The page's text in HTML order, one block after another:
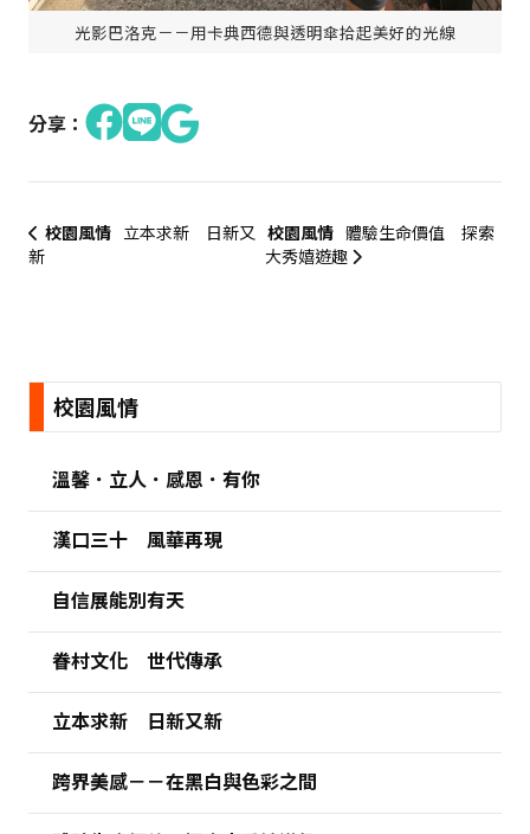
光影巴洛克－－用卡典西德與透明傘拾起美好的光線
分享：
校園風情 立本求新 日新又
新
校園風情 體驗生命價值 探索
大秀嬉遊趣
:::校園風情
溫馨．立人．感恩．有你
漢口三十 風華再現
自信展能別有天
眷村文化 世代傳承
立本求新 日新又新
跨界美感－－在黑白與色彩之間